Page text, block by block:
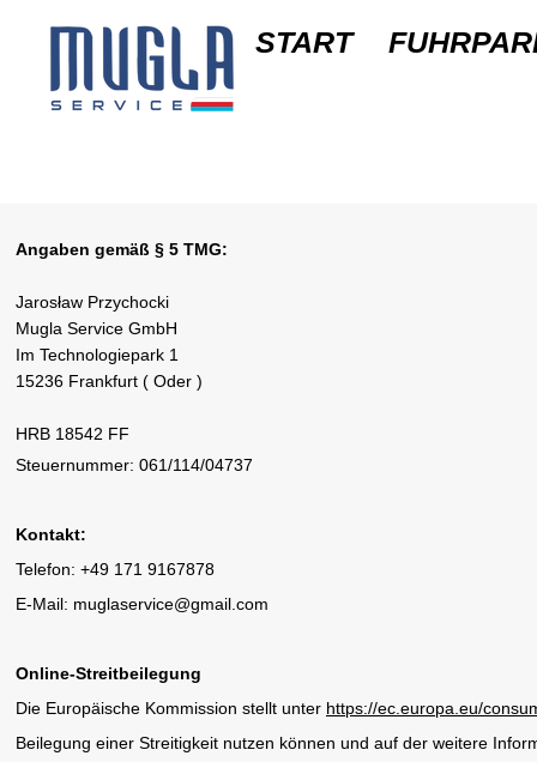
START
Angaben gemäß § 5 TMG:
Jarosław Przychocki
Mugla Service GmbH
Im Technologiepark 1
15236 Frankfurt ( Oder )
HRB 18542 FF
Steuernummer: 061/114/04737
Kontakt:
Telefon: +49 171 9167878
E-Mail: muglaservice@gmail.com
Online-Streitbeilegung
Die Europäische Kommission stellt unter https://ec.europa.eu/
Beilegung einer Streitigkeit nutzen können und auf der weitere